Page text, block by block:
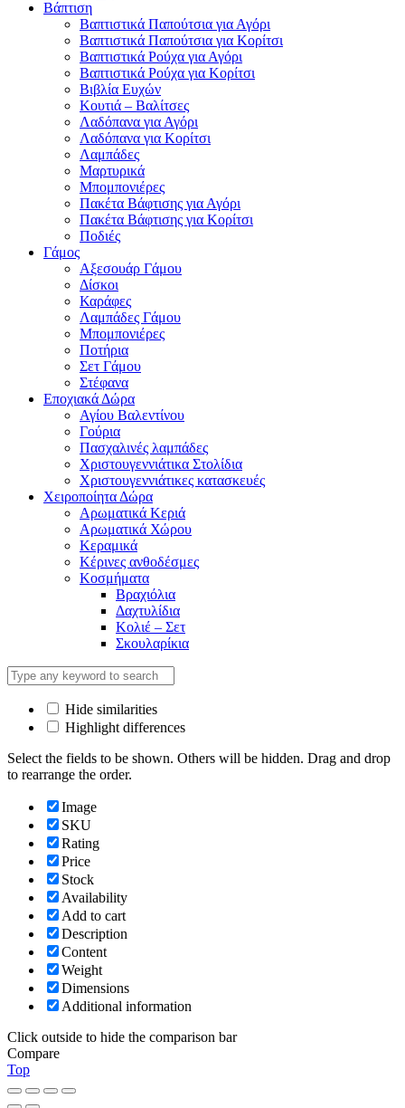
Βάπτιση
Βαπτιστικά Παπούτσια για Αγόρι
Βαπτιστικά Παπούτσια για Κορίτσι
Βαπτιστικά Ρούχα για Αγόρι
Βαπτιστικά Ρούχα για Κορίτσι
Βιβλία Ευχών
Κουτιά – Βαλίτσες
Λαδόπανα για Αγόρι
Λαδόπανα για Κορίτσι
Λαμπάδες
Μαρτυρικά
Μπομπονιέρες
Πακέτα Βάφτισης για Αγόρι
Πακέτα Βάφτισης για Κορίτσι
Ποδιές
Γάμος
Αξεσουάρ Γάμου
Δίσκοι
Καράφες
Λαμπάδες Γάμου
Μπομπονιέρες
Ποτήρια
Σετ Γάμου
Στέφανα
Εποχιακά Δώρα
Αγίου Βαλεντίνου
Γούρια
Πασχαλινές λαμπάδες
Χριστουγεννιάτικα Στολίδια
Χριστουγεννιάτικες κατασκευές
Χειροποίητα Δώρα
Αρωματικά Κεριά
Αρωματικά Χώρου
Κεραμικά
Κέρινες ανθοδέσμες
Κοσμήματα
Βραχιόλια
Δαχτυλίδια
Κολιέ – Σετ
Σκουλαρίκια
Hide similarities
Highlight differences
Select the fields to be shown. Others will be hidden. Drag and drop
to rearrange the order.
Image
SKU
Rating
Price
Stock
Availability
Add to cart
Description
Content
Weight
Dimensions
Additional information
Click outside to hide the comparison bar
Compare
Top